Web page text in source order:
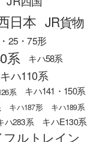
日本 JR貨物
25・75形
系 キハ58系
キハ110系
系 キハ141・150系
キハ187形
キハ189系
ハ283系
キハE130系
ルトレイン